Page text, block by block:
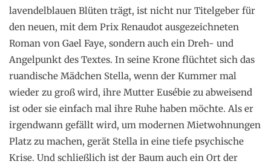
lavendelblauen Blüten trägt, ist nicht nur Titelgeber für
den neuen, mit dem Prix Renaudot ausgezeichneten
Roman von Gael Faye, sondern auch ein Dreh- und
Angelpunkt des Textes. In seine Krone flüchtet sich das
ruandische Mädchen Stella, wenn der Kummer mal
wieder zu groß wird, ihre Mutter Eusébie zu abweisend
ist oder sie einfach mal ihre Ruhe haben möchte. Als er
irgendwann gefällt wird, um modernen Mietwohnungen
Platz zu machen, gerät Stella in eine tiefe psychische
Krise. Und schließlich ist der Baum auch ein Ort der